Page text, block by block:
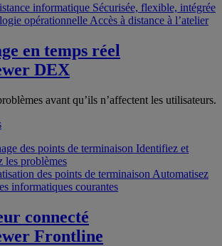
informatique Sécurisée, flexible, intégrée
opérationnelle Accès à distance à l’atelier
en temps réel
DEX
avant qu’ils n’affectent les utilisateurs.
des points de terminaison Identifiez et
les problèmes
des points de terminaison Automatisez
informatiques courantes
connecté
Frontline